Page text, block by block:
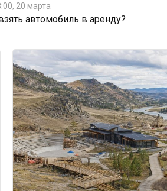
20 марта
автомобиль в аренду?